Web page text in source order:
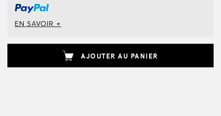
EN SAVOIR +
AJOUTER AU PANIER